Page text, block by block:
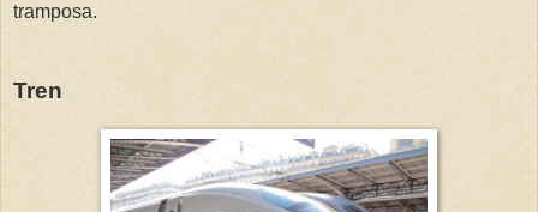
tramposa.
Tren